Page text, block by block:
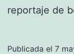
reportaje de
Publicada el 7